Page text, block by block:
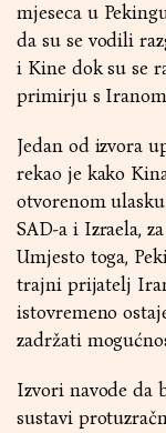
mjeseca u
da su se vodili
i Kine dok su se
primirju s
Jedan od izvora
rekao je kako
otvorenom
SAD-a i Izraela,
Umjesto toga,
trajni prijatelj
istovremeno
zadržati
Izvori navode da
sustavi